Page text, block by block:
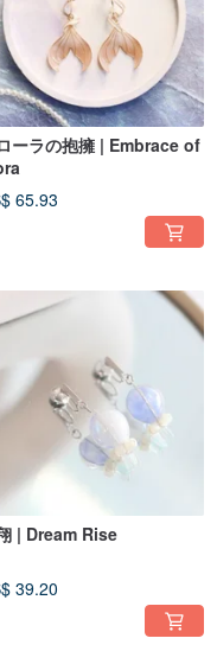
ーラの抱擁 | Embrace of
65.93
| Dream Rise
39.20